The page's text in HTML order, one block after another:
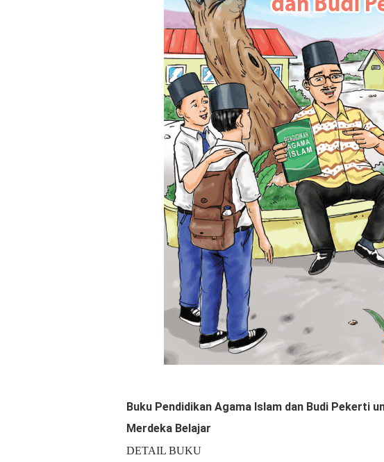
Buku Pendidikan Agama Islam dan Budi Pekerti
Merdeka Belajar
DETAIL BUKU